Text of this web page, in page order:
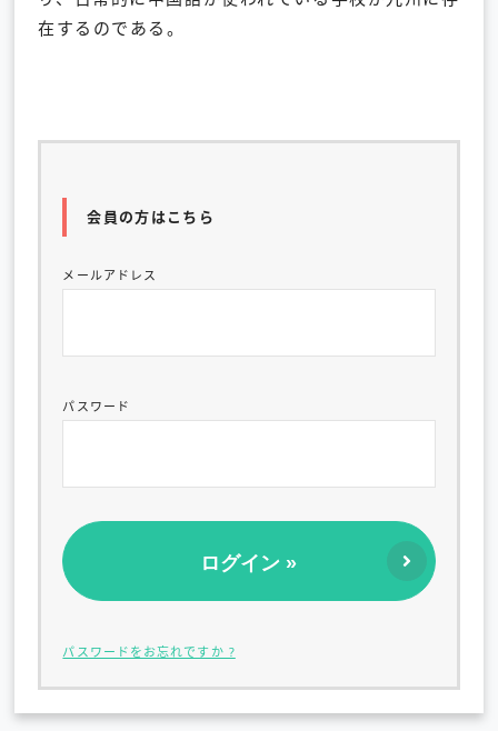
在するのである。
会員の方はこちら
メールアドレス
パスワード
パスワードをお忘れですか ?